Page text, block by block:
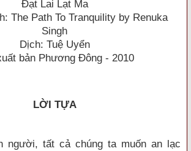
Đạt Lai Lạt Ma
The Path To Tranquility by Renuka
Singh
Dịch: Tuệ Uyển
bản Phương Đông - 2010
LỜI TỰA
người, tất cả chúng ta muốn an lạc